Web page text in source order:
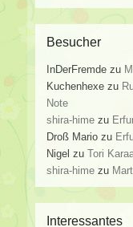
Besucher
InDerFremde zu
Kuchenhexe zu
Note
shira-hime zu
Droß Mario zu
Nigel zuTori
shira-hime zu
Interessantes